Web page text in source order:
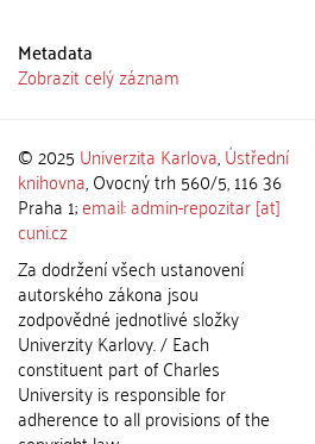
Metadata
Zobrazit celý záznam
© 2025 Univerzita Karlova,Ústřední
knihovna, Ovocný trh 560/5, 116 36
Praha 1;email: admin-repozitar [at]
cuni.cz
Za dodržení všech ustanovení
autorského zákona jsou
zodpovědné jednotlivé složky
Univerzity Karlovy. / Each
constituent part of Charles
University is responsible for
adherence to all provisions of the